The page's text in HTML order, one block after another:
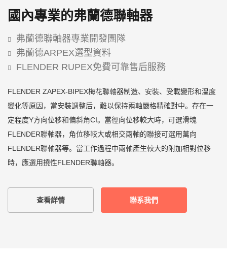
國內專業的弗蘭德聯軸器
弗蘭德聯軸器專業開發團隊
弗蘭德ARPEX選型資料
FLENDER RUPEX免費可靠售后服務
FLENDER ZAPEX-BIPEX梅花聯軸器制造、安裝、受載變形和溫度
變化等原因，當安裝調整后，難以保持兩軸嚴格精確對中。存在一
定程度Y方向位移和偏斜角CI。當徑向位移較大時，可選滑塊
FLENDER聯軸器，角位移較大或相交兩軸的聯接可選用萬向
FLENDER聯軸器等。當工作過程中兩軸產生較大的附加相對位移
時，應選用撓性FLENDER聯軸器。
查看詳情 聯系我們